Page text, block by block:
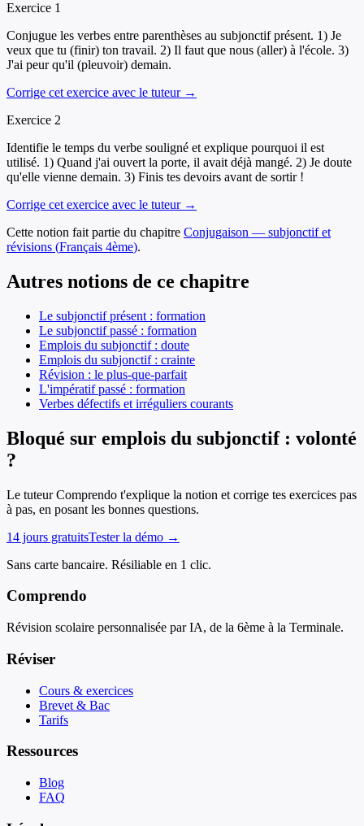
Exercice 1
Conjugue les verbes entre parenthèses au subjonctif présent. 1) Je
veux que tu (finir) ton travail. 2) Il faut que nous (aller) à l'école. 3)
J'ai peur qu'il (pleuvoir) demain.
Corrige cet exercice avec le tuteur →
Exercice 2
Identifie le temps du verbe souligné et explique pourquoi il est
utilisé. 1) Quand j'ai ouvert la porte, il avait déjà mangé. 2) Je doute
qu'elle vienne demain. 3) Finis tes devoirs avant de sortir !
Corrige cet exercice avec le tuteur →
Cette notion fait partie du chapitre Conjugaison — subjonctif et
révisions (Français 4ème).
Autres notions de ce chapitre
Le subjonctif présent : formation
Le subjonctif passé : formation
Emplois du subjonctif : doute
Emplois du subjonctif : crainte
Révision : le plus-que-parfait
L'impératif passé : formation
Verbes défectifs et irréguliers courants
Bloqué sur emplois du subjonctif : volonté
?
Le tuteur Comprendo t'explique la notion et corrige tes exercices pas
à pas, en posant les bonnes questions.
14 jours gratuitsTester la démo →
Sans carte bancaire. Résiliable en 1 clic.
Comprendo
Révision scolaire personnalisée par IA, de la 6ème à la Terminale.
Réviser
Cours & exercices
Brevet & Bac
Tarifs
Ressources
Blog
FAQ